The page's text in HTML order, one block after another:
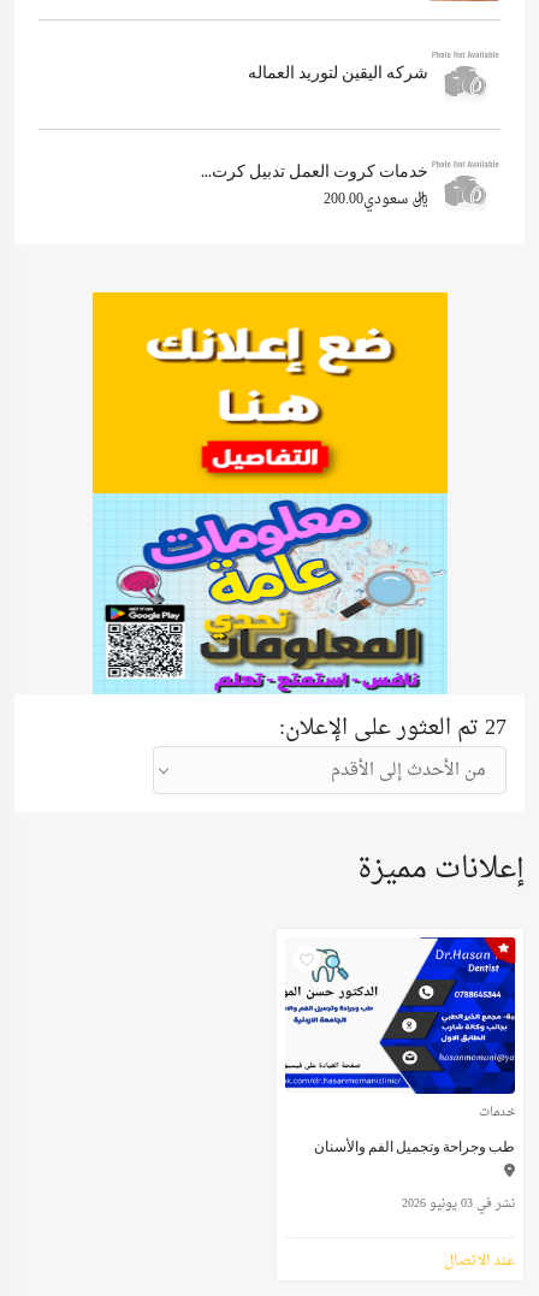
شركه اليقين لتوريد العماله
خدمات كروت العمل تدبيل كرت...
ريال سعودي200.00
27 تم العثور على الإعلان:
من الأحدث إلى الأقدم
إعلانات مميزة
خدمات
طب وجراحة وتجميل الفم والأسنان
نشر في 03 يونيو 2026
عند الاتصال